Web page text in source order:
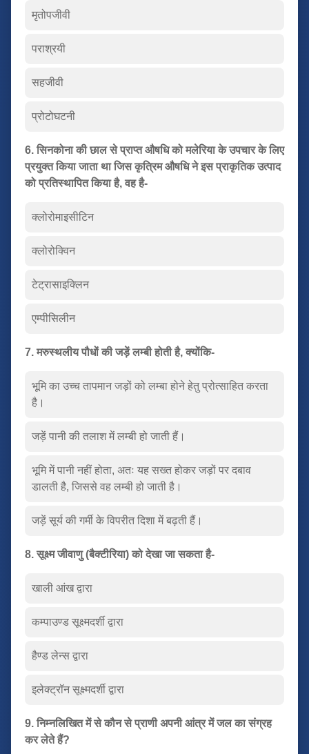
मृतोपजीवी
पराश्रयी
सहजीवी
प्रोटोघटनी
6. सिनकोना की छाल से प्राप्त औषधि को मलेरिया के उपचार के लिए
प्रयुक्त किया जाता था जिस कृत्रिम औषधि ने इस प्राकृतिक उत्पाद
को प्रतिस्थापित किया है, वह है-
क्लोरोमाइसीटिन
क्लोरोक्विन
टेट्रासाइक्लिन
एम्पीसिलीन
7. मरुस्थलीय पौधों की जड़ें लम्बी होती है, क्योंकि-
भूमि का उच्च तापमान जड़ों को लम्बा होने हेतु प्रोत्साहित करता
है।
जड़ें पानी की तलाश में लम्बी हो जाती हैं।
भूमि में पानी नहीं होता, अतः यह सख्त होकर जड़ों पर दबाव
डालती है, जिससे वह लम्बी हो जाती है।
जड़ें सूर्य की गर्मी के विपरीत दिशा में बढ़ती हैं।
8. सूक्ष्म जीवाणु (बैक्टीरिया) को देखा जा सकता है-
खाली आंख द्वारा
कम्पाउण्ड सूक्ष्मदर्शी द्वारा
हैण्ड लेन्स द्वारा
इलेक्ट्रॉन सूक्ष्मदर्शी द्वारा
9. निम्नलिखित में से कौन से प्राणी अपनी आंत्र में जल का संग्रह
कर लेते हैं?